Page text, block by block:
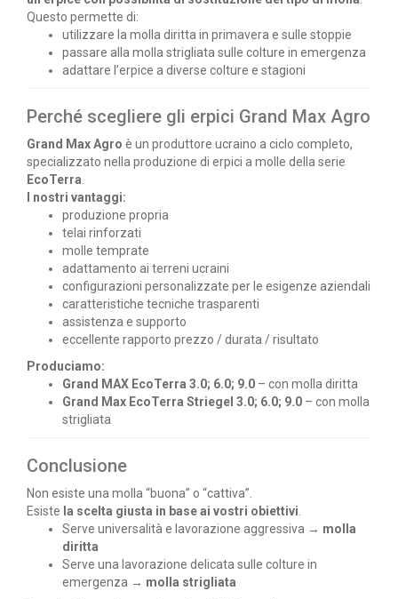
Questo permette di:
utilizzare la molla diritta in primavera e sulle stoppie
passare alla molla strigliata sulle colture in emergenza
adattare l’erpice a diverse colture e stagioni
Perché scegliere gli erpici Grand Max Agro
Grand Max Agro è un produttore ucraino a ciclo completo,
specializzato nella produzione di erpici a molle della serie
EcoTerra.
I nostri vantaggi:
produzione propria
telai rinforzati
molle temprate
adattamento ai terreni ucraini
configurazioni personalizzate per le esigenze aziendali
caratteristiche tecniche trasparenti
assistenza e supporto
eccellente rapporto prezzo / durata / risultato
Produciamo:
Grand MAX EcoTerra 3.0; 6.0; 9.0 – con molla diritta
Grand Max EcoTerra Striegel 3.0; 6.0; 9.0 – con molla
strigliata
Conclusione
Non esiste una molla “buona” o “cattiva”.
Esiste la scelta giusta in base ai vostri obiettivi.
Serve universalità e lavorazione aggressiva → molla
diritta
Serve una lavorazione delicata sulle colture in
emergenza → molla strigliata